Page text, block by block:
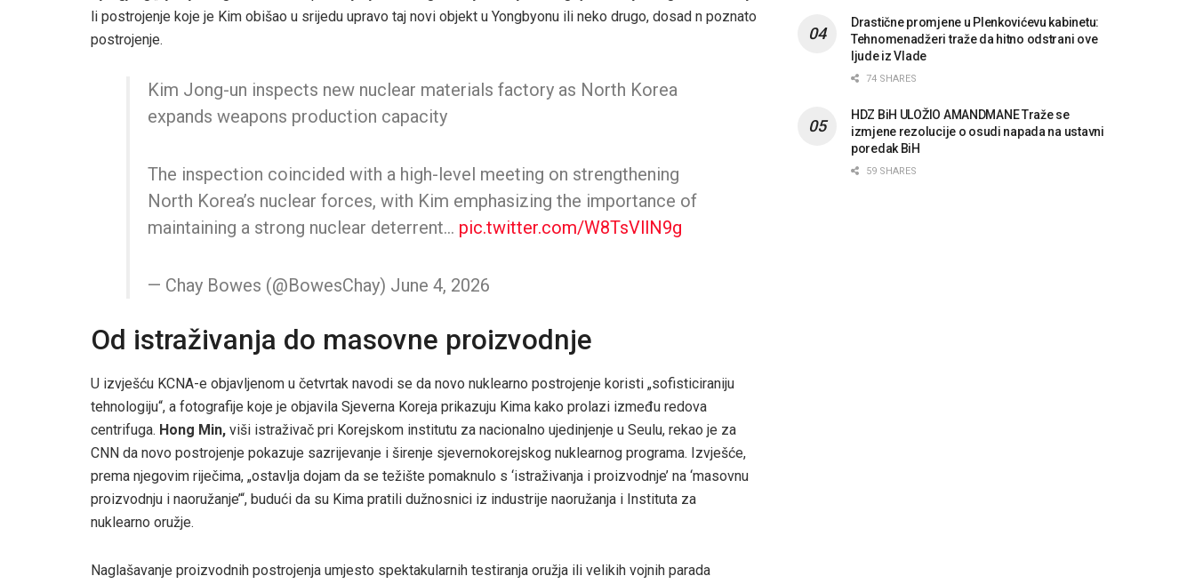
li postrojenje koje je Kim obišao u srijedu upravo taj novi objekt u Yongbyonu ili neko drugo, dosad n poznato
postrojenje.
Kim Jong-un inspects new nuclear materials factory as North Korea
expands weapons production capacity
The inspection coincided with a high-level meeting on strengthening
North Korea’s nuclear forces, with Kim emphasizing the importance of
maintaining a strong nuclear deterrent… pic.twitter.com/W8TsVllN9g
— Chay Bowes (@BowesChay) June 4, 2026
Od istraživanja do masovne proizvodnje
U izvješću KCNA-e objavljenom u četvrtak navodi se da novo nuklearno postrojenje koristi „sofisticiraniju
tehnologiju“, a fotografije koje je objavila Sjeverna Koreja prikazuju Kima kako prolazi između redova
centrifuga. Hong Min, viši istraživač pri Korejskom institutu za nacionalno ujedinjenje u Seulu, rekao je za
CNN da novo postrojenje pokazuje sazrijevanje i širenje sjevernokorejskog nuklearnog programa. Izvješće,
prema njegovim riječima, „ostavlja dojam da se težište pomaknulo s ‘istraživanja i proizvodnje’ na ‘masovnu
proizvodnju i naoružanje’“, budući da su Kima pratili dužnosnici iz industrije naoružanja i Instituta za
nuklearno oružje.
Naglašavanje proizvodnih postrojenja umjesto spektakularnih testiranja oružja ili velikih vojnih parada
Drastične promjene u Plenkovićevu kabinetu:
Tehnomenadžeri traže da hitno odstrani ove
ljude iz Vlade
74 SHARES
HDZ BiH ULOŽIO AMANDMANE Traže se
izmjene rezolucije o osudi napada na ustavni
poredak BiH
59 SHARES